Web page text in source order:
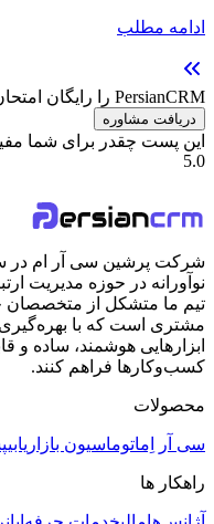
ادامه مطلب
PersianCRM را رایگان امتحان کنید.
دریافت مشاوره
این پست چقدر برای شما
5.0
تیم ما متشکل از متخصصان
مشتری است که با بهره‌گیری
ابزارهایی هوشمند، ساده و
کسب‌وکارها فراهم کنند.
محصولات
سی آر اِماتوماسیون بازاریابی
راهکار ها